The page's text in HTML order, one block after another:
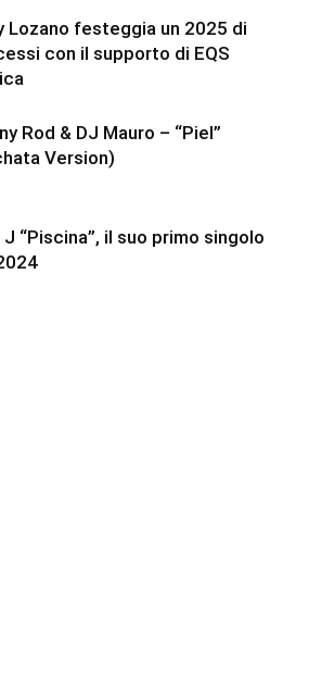
Lozano festeggia un 2025 di
con il supporto di EQS
Rod & DJ Mauro – “Piel”
Version)
J “Piscina”, il suo primo singolo